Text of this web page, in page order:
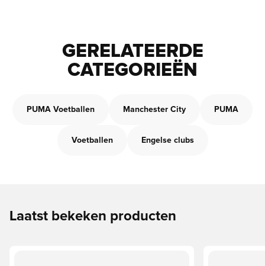
GERELATEERDE
CATEGORIEËN
PUMA Voetballen Manchester City PUMA
Voetballen Engelse clubs
Laatst bekeken producten